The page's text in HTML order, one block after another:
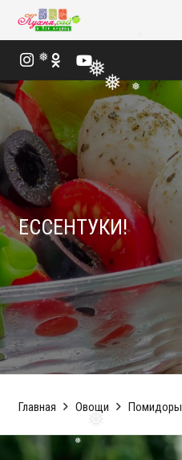
❅
❅
❅
❅
ЕССЕНТУКИ!
Главная Овощи Помидоры